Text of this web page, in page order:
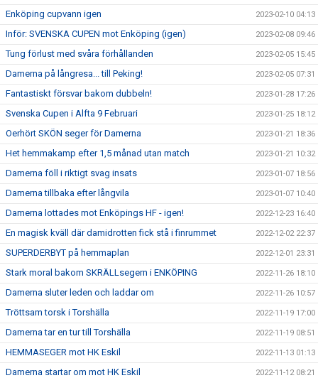
Enköping cupvann igen 2023-02-10 04:13
Inför: SVENSKA CUPEN mot Enköping (igen) 2023-02-08 09:46
Tung förlust med svåra förhållanden 2023-02-05 15:45
Damerna på långresa... till Peking! 2023-02-05 07:31
Fantastiskt försvar bakom dubbeln! 2023-01-28 17:26
Svenska Cupen i Alfta 9 Februari 2023-01-25 18:12
Oerhört SKÖN seger för Damerna 2023-01-21 18:36
Het hemmakamp efter 1,5 månad utan match 2023-01-21 10:32
Damerna föll i riktigt svag insats 2023-01-07 18:56
Damerna tillbaka efter långvila 2023-01-07 10:40
Damerna lottades mot Enköpings HF - igen! 2022-12-23 16:40
En magisk kväll där damidrotten fick stå i finrummet 2022-12-02 22:37
SUPERDERBYT på hemmaplan 2022-12-01 23:31
Stark moral bakom SKRÄLLsegern i ENKÖPING 2022-11-26 18:10
Damerna sluter leden och laddar om 2022-11-26 10:57
Tröttsam torsk i Torshälla 2022-11-19 17:00
Damerna tar en tur till Torshälla 2022-11-19 08:51
HEMMASEGER mot HK Eskil 2022-11-13 01:13
Damerna startar om mot HK Eskil 2022-11-12 08:21